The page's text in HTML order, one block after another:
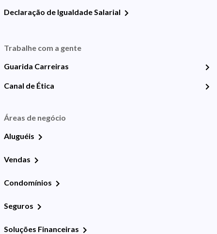
Declaração de Igualdade Salarial
Trabalhe com a gente
Guarida Carreiras
Canal de Ética
Áreas de negócio
Aluguéis
Vendas
Condomínios
Seguros
Soluções Financeiras